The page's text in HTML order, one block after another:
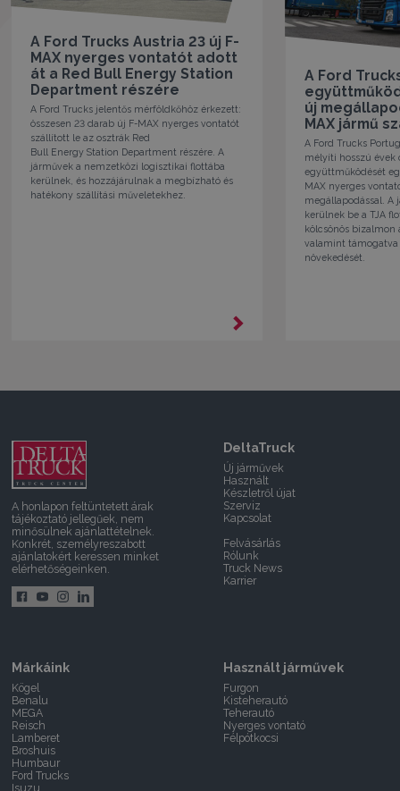
A Ford Trucks Austria 23 új F-
MAX nyerges vontatót adott
át a Red Bull Energy Station
Department részére
A Ford Trucks jelentős mérföldkőhöz érkezett:
összesen 23 darab új F-MAX nyerges vontatót
szállított le az osztrák Red
Bull Energy Station Department részére. A
járművek a nemzetközi logisztikai flottába
kerülnek, és hozzájárulnak a megbízható és
hatékony szállítási műveletekhez.
A Ford
új
MAX jármű
A Ford Trucks
mélyíti hosszú évek
együttműködését
MAX nyerges
megállapodással. A
kerülnek be a TJA
kölcsönös
valamint támogatva
növekedését.
A honlapon feltüntetett árak
tájékoztató jellegűek, nem
minősülnek ajánlattételnek.
Konkrét, személyreszabott
ajánlatokért keressen minket
elérhetőségeinken.
DeltaTruck
Új járművek
Használt
Készletről újat
Szerviz
Kapcsolat
Felvásárlás
Rólunk
Truck News
Karrier
Márkáink
Kögel
Benalu
MEGA
Reisch
Lamberet
Broshuis
Humbaur
Ford Trucks
Isuzu
Használt járművek
Furgon
Kisteherautó
Teherautó
Nyerges vontató
Félpótkocsi